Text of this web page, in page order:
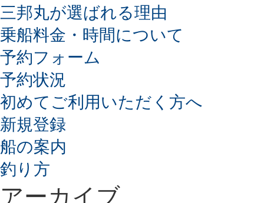
三邦丸が選ばれる理由
乗船料金・時間について
予約フォーム
予約状況
初めてご利用いただく方へ
新規登録
船の案内
釣り方
アーカイブ